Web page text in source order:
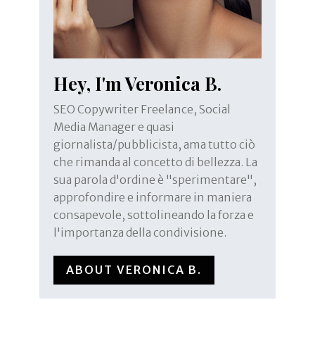
Hey, I'm Veronica B.
SEO Copywriter Freelance, Social
Media Manager e quasi
giornalista/pubblicista, ama tutto ciò
che rimanda al concetto di bellezza. La
sua parola d'ordine è "sperimentare",
approfondire e informare in maniera
consapevole, sottolineando la forza e
l'importanza della condivisione.
ABOUT VERONICA B.